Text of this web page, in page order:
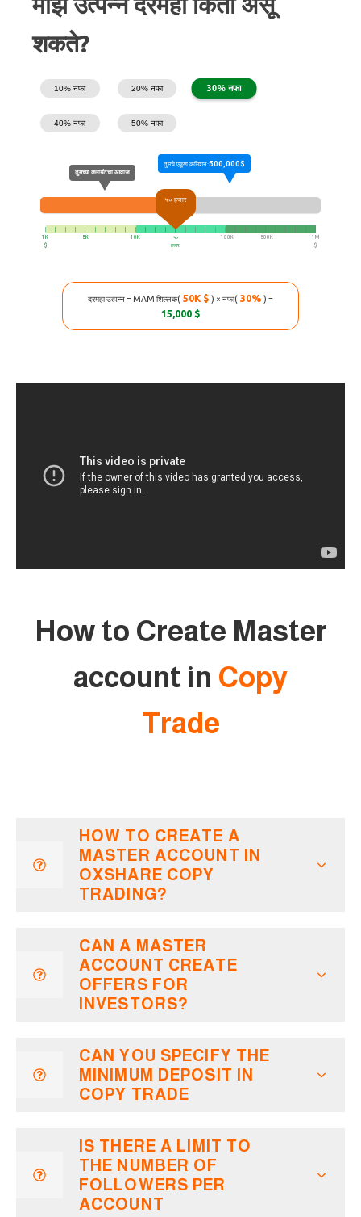
शकते?
10% नफा 20% नफा 30% नफा
40% नफा 50% नफा
५० हजार
तुमच्या क्लायंटचा आवाज
तुमचे एकूण कमिशन:500,000$
|
1K
$
| | |
|
5K
| | | |
|
10K
| | |
|
५०
हजार
| | | |
|
100K
500K
1M
$
दरमहा उत्पन्न = MAM शिल्लक(50K $ ) × नफा(30% ) =
15,000 $
How to Create Master
account in Copy
Trade
HOW TO CREATE A
MASTER ACCOUNT IN
OXSHARE COPY
TRADING?
CAN A MASTER
ACCOUNT CREATE
OFFERS FOR
INVESTORS?
CAN YOU SPECIFY THE
MINIMUM DEPOSIT IN
COPY TRADE
IS THERE A LIMIT TO
THE NUMBER OF
FOLLOWERS PER
ACCOUNT